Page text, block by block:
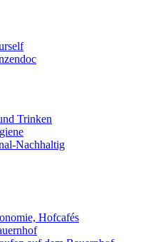
Trinken
Nachhaltig
Hofcafés